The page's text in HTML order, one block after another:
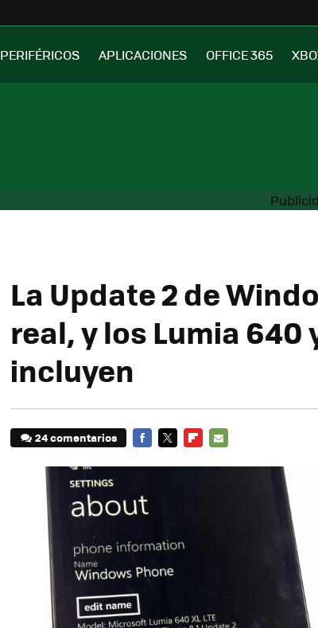
PERIFÉRICOS APLICACIONES OFFICE 365
La Update 2 de
real, y los Lumia 640
incluyen
24 comentarios